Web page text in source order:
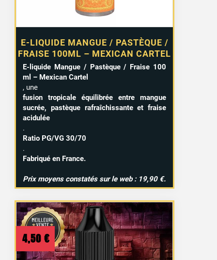
E-LIQUIDE MANGUE / PASTÈQUE /
FRAISE 100ML – MEXICAN CARTEL
E-liquide Mangue / Pastèque / Fraise 100
ml – Mexican Cartel
, une
fusion tropicale équilibrée entre mangue
sucrée, pastèque rafraîchissante et fraise
acidulée
.
Ratio PG/VG 30/70
.
Fabriqué en France.
Prix moyens constatés sur le web : 19,90 €.
4,50 €